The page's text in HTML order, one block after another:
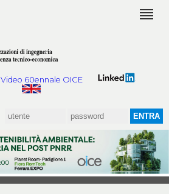
Video 60ennale OICE